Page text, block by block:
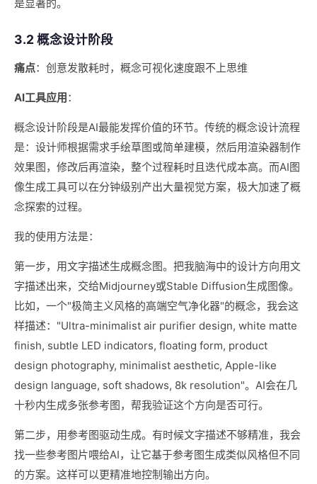
是显著的。
3.2 概念设计阶段
痛点：创意发散耗时，概念可视化速度跟不上思维
AI工具应用：
概念设计阶段是AI最能发挥价值的环节。传统的概念设计流程
是：设计师根据需求手绘草图或简单建模，然后用渲染器制作
效果图，修改后再渲染，整个过程耗时且迭代成本高。而AI图
像生成工具可以在分钟级别产出大量视觉方案，极大加速了概
念探索的过程。
我的使用方法是：
第一步，用文字描述生成概念图。把我脑海中的设计方向用文
字描述出来，交给Midjourney或Stable Diffusion生成图像。
比如，一个"极简主义风格的高端空气净化器"的概念，我会这
样描述："Ultra-minimalist air purifier design, white matte
finish, subtle LED indicators, floating form, product
design photography, minimalist aesthetic, Apple-like
design language, soft shadows, 8k resolution"。AI会在几
十秒内生成多张参考图，帮我验证这个方向是否可行。
第二步，用参考图驱动生成。有时候文字描述不够精准，我会
找一些参考图片喂给AI，让它基于参考图生成类似风格但不同
的方案。这样可以更精准地控制输出方向。